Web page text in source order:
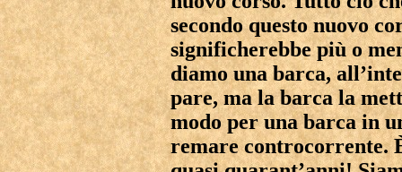
secondo questo nuovo
significherebbe più o
diamo una barca,
pare, ma la barca la
modo per una barca in
remare controcorrente.